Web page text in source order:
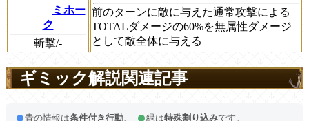
ミホー
ク
斬撃/-
前のターンに敵に与えた通常攻撃による
TOTALダメージの60%を無属性ダメージ
として敵全体に与える
ギミック解説関連記事
青の情報は条件付き行動 緑は特殊割り込みです。